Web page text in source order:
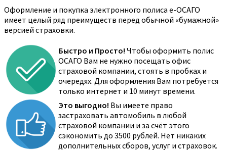
Оформление и покупка электронного полиса е-ОСАГО
имеет целый ряд преимуществ перед обычной «бумажной»
версией страховки.
Быстро и Просто! Чтобы оформить полис
ОСАГО Вам не нужно посещать офис
страховой компании, стоять в пробках и
очередях. Для оформления Вам потребуется
только интернет и 10 минут времени.
Это выгодно! Вы имеете право
застраховать автомобиль в любой
страховой компании и за счёт этого
сэкономить до 3500 рублей. Нет никаких
дополнительных сборов, услуг и страховок.